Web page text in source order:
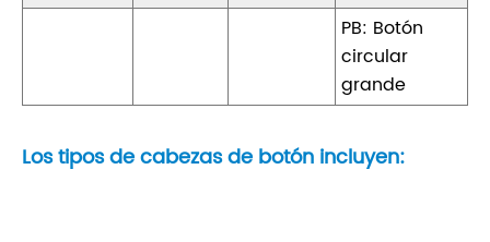
PB: Botón
circular
grande
Los tipos de cabezas de botón incluyen: